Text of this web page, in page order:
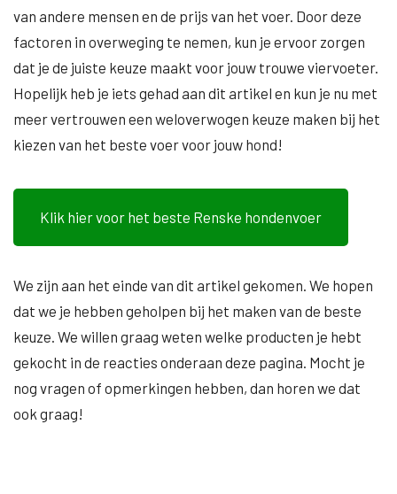
van andere mensen en de prijs van het voer. Door deze
factoren in overweging te nemen, kun je ervoor zorgen
dat je de juiste keuze maakt voor jouw trouwe viervoeter.
Hopelijk heb je iets gehad aan dit artikel en kun je nu met
meer vertrouwen een weloverwogen keuze maken bij het
kiezen van het beste voer voor jouw hond!
Klik hier voor het beste Renske hondenvoer
We zijn aan het einde van dit artikel gekomen. We hopen
dat we je hebben geholpen bij het maken van de beste
keuze. We willen graag weten welke producten je hebt
gekocht in de reacties onderaan deze pagina. Mocht je
nog vragen of opmerkingen hebben, dan horen we dat
ook graag!